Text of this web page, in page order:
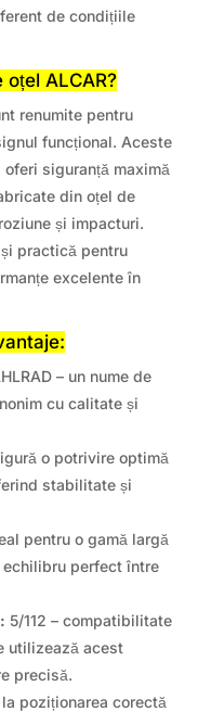
de condițiile
ALCAR?
renumite pentru
funcțional. Aceste
siguranță maximă
din oțel de
și impacturi.
practică pentru
excelente în
– un nume de
cu calitate și
o potrivire optimă
stabilitate și
pentru o gamă largă
perfect între
5/112 – compatibilitate
utilizează acest
precisă.
poziționarea corectă